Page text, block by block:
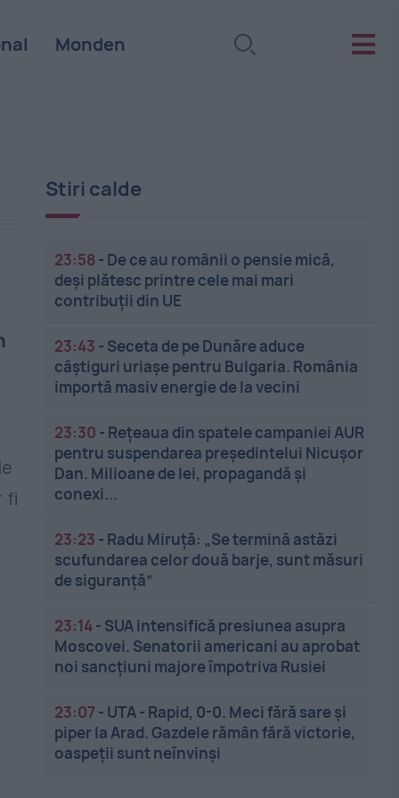
Monden
fi
Stiri calde
23:58 - De ce au românii o pensie mică,
deși plătesc printre cele mai mari
contribuții din UE
23:43 - Seceta de pe Dunăre aduce
câștiguri uriașe pentru Bulgaria. România
importă masiv energie de la vecini
23:30 - Rețeaua din spatele campaniei AUR
pentru suspendarea președintelui Nicușor
Dan. Milioane de lei, propagandă și
conexi...
23:23 - Radu Miruță: „Se termină astăzi
scufundarea celor două barje, sunt măsuri
de siguranţă”
23:14- SUA intensifică presiunea asupra
Moscovei. Senatorii americani au aprobat
noi sancțiuni majore împotriva Rusiei
23:07 - UTA - Rapid, 0-0. Meci fără sare și
piper la Arad. Gazdele rămân fără victorie,
oaspeții sunt neînvinși